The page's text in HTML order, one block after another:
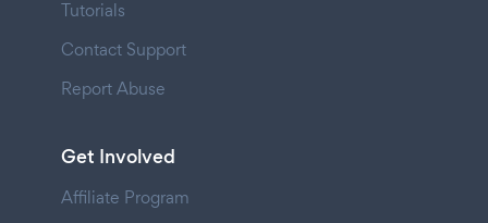
Tutorials
Contact Support
Report Abuse
Get Involved
Affiliate Program